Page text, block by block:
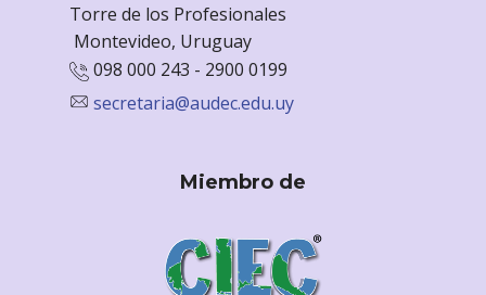
Torre de los Profesionales
Montevideo, Uruguay
098 000 243 - 2900 0199
secretaria@audec.edu.uy
Miembro de